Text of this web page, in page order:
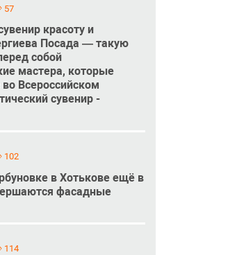
57
красоту и
Посада — такую
собой
мастера, которые
Всероссийском
сувенир -
102
в Хотькове ещё в
фасадные
114